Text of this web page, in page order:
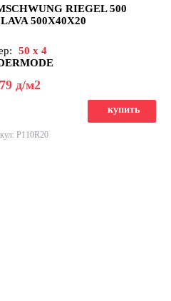
RIEGEL 500
500X40X20
50 x 4
д/м2
купить
P110R20